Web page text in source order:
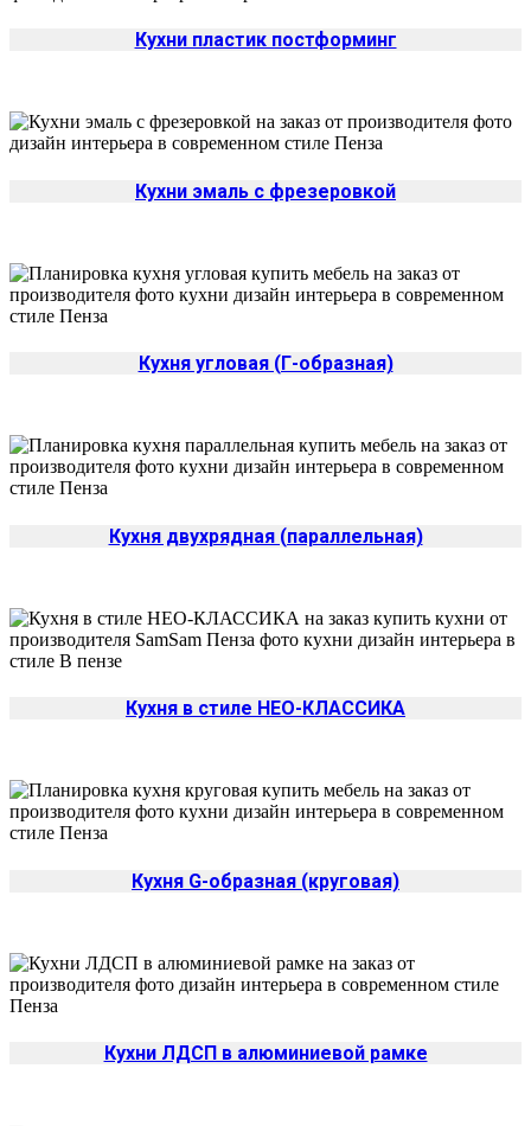
Кухни пластик постформинг
Кухни эмаль с фрезеровкой
Кухня угловая (Г-образная)
Кухня двухрядная (параллельная)
Кухня в стиле НЕО-КЛАССИКА
Кухня G-образная (круговая)
Кухни ЛДСП в алюминиевой рамке
Да
Изменить